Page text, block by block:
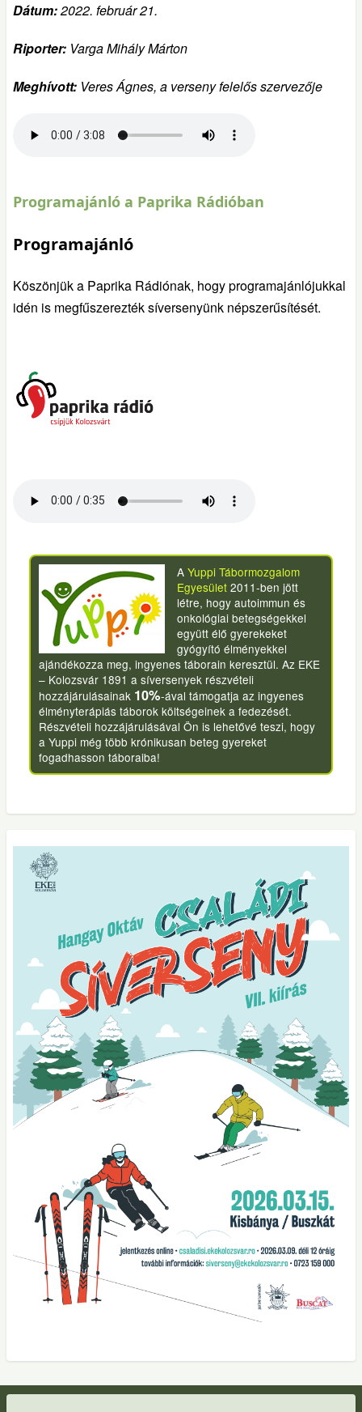
Dátum:2022. február 21.
Riporter: Varga Mihály Márton
Meghívott: Veres Ágnes, a verseny felelős szervezője
Programajánló a Paprika Rádióban
Programajánló
Köszönjük a Paprika Rádiónak, hogy programajánlójukkal
idén is megfűszerezték síversenyünk népszerűsítését.
AYuppi Tábormozgalom
Egyesület 2011-ben jött
létre, hogy autoimmun és
onkológiai betegségekkel
együtt élő gyerekeket
gyógyító élményekkel
ajándékozza meg, ingyenes táborain keresztül. Az EKE
– Kolozsvár 1891 a síversenyek részvételi
hozzájárulásainak 10%-ával támogatja az ingyenes
élményterápiás táborok költségeinek a fedezését.
Részvételi hozzájárulásával Ön is lehetővé teszi, hogy
a Yuppi még több krónikusan beteg gyereket
fogadhasson táboraiba!